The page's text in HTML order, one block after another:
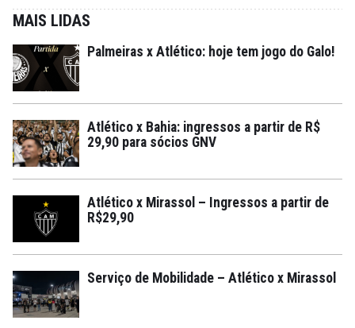
MAIS LIDAS
Palmeiras x Atlético: hoje tem jogo do Galo!
Atlético x Bahia: ingressos a partir de R$
29,90 para sócios GNV
Atlético x Mirassol – Ingressos a partir de
R$29,90
Serviço de Mobilidade – Atlético x Mirassol